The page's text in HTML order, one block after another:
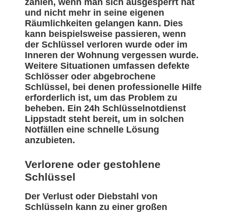
zählen, wenn man sich ausgesperrt hat
und nicht mehr in seine eigenen
Räumlichkeiten gelangen kann. Dies
kann beispielsweise passieren, wenn
der Schlüssel verloren wurde oder im
Inneren der Wohnung vergessen wurde.
Weitere Situationen umfassen defekte
Schlösser oder abgebrochene
Schlüssel, bei denen professionelle Hilfe
erforderlich ist, um das Problem zu
beheben. Ein 24h Schlüsselnotdienst
Lippstadt steht bereit, um in solchen
Notfällen eine schnelle Lösung
anzubieten.
Verlorene oder gestohlene
Schlüssel
Der Verlust oder Diebstahl von
Schlüsseln kann zu einer großen